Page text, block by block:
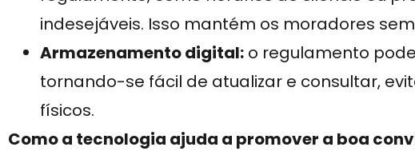
indesejáveis. Isso mantém os moradores
Armazenamento digital: o regulamento
tornando-se fácil de atualizar e consultar,
físicos.
Como a tecnologia ajuda a promover a boa